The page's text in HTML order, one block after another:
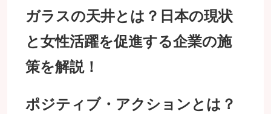
ガラスの天井とは？日本の現状
と女性活躍を促進する企業の施
策を解説！
ポジティブ・アクションとは？